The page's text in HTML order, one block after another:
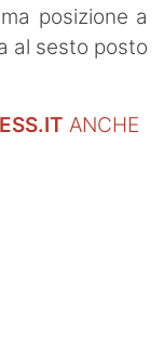
posizione a
al sesto posto
ANCHE